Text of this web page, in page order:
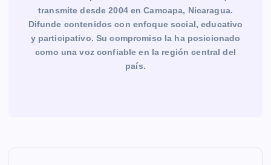
transmite desde 2004 en Camoapa, Nicaragua.
Difunde contenidos con enfoque social, educativo
y participativo. Su compromiso la ha posicionado
como una voz confiable en la región central del
país.